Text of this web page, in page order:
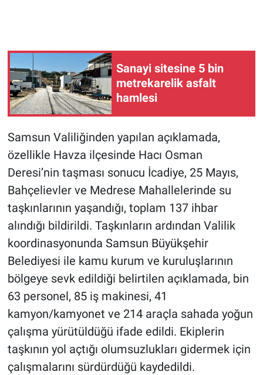
Sanayi sitesine 5 bin
metrekarelik asfalt
hamlesi
Samsun Valiliğinden yapılan açıklamada,
özellikle Havza ilçesinde Hacı Osman
Deresi’nin taşması sonucu İcadiye, 25 Mayıs,
Bahçelievler ve Medrese Mahallelerinde su
taşkınlarının yaşandığı, toplam 137 ihbar
alındığı bildirildi. Taşkınların ardından Valilik
koordinasyonunda Samsun Büyükşehir
Belediyesi ile kamu kurum ve kuruluşlarının
bölgeye sevk edildiği belirtilen açıklamada, bin
63 personel, 85 iş makinesi, 41
kamyon/kamyonet ve 214 araçla sahada yoğun
çalışma yürütüldüğü ifade edildi. Ekiplerin
taşkının yol açtığı olumsuzlukları gidermek için
çalışmalarını sürdürdüğü kaydedildi.